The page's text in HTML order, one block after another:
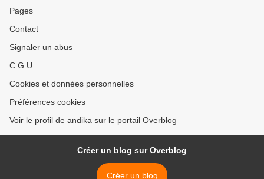
Pages
Contact
Signaler un abus
C.G.U.
Cookies et données personnelles
Préférences cookies
Voir le profil de andika sur le portail Overblog
Créer un blog sur Overblog
Créer un blog